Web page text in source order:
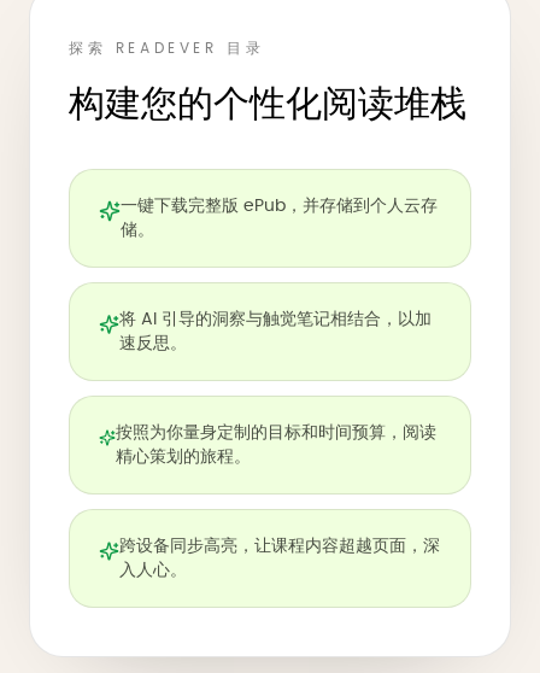
探索 READEVER 目录
构建您的个性化阅读堆栈
一键下载完整版 ePub，并存储到个人云存
储。
将 AI 引导的洞察与触觉笔记相结合，以加
速反思。
按照为你量身定制的目标和时间预算，阅读
精心策划的旅程。
跨设备同步高亮，让课程内容超越页面，深
入人心。